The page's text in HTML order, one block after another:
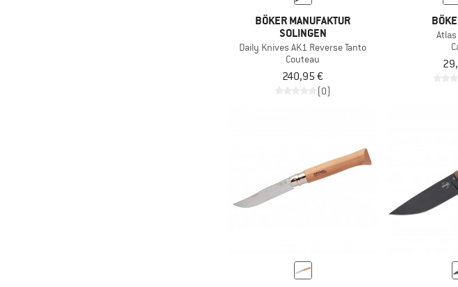
BÖKER MANUFAKTUR
SOLINGEN
Daily Knives AK1 Reverse Tanto
Couteau
240,95 €
(0)